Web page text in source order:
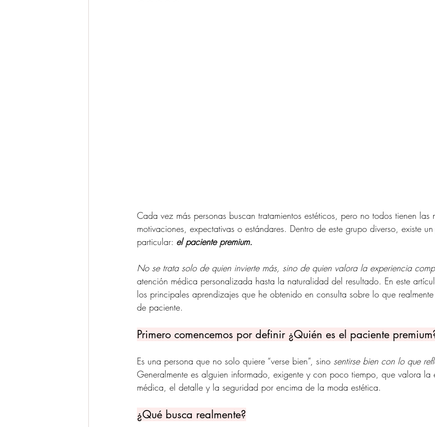
Cada vez más personas buscan tratamientos estéticos, pero no todos tienen las
motivaciones, expectativas o estándares. Dentro de este grupo diverso, existe
particular: el paciente premium.
No se trata solo de quien invierte más, sino de quien valora la experiencia
atención médica personalizada hasta la naturalidad del resultado. En este
los principales aprendizajes que he obtenido en consulta sobre lo que
de paciente.
Primero comencemos por definir ¿Quién es el paciente
Es una persona que no solo quiere “verse bien”, sino sentirse bien con lo que
Generalmente es alguien informado, exigente y con poco tiempo, que valora la
médica, el detalle y la seguridad por encima de la moda estética.
¿Qué busca realmente?